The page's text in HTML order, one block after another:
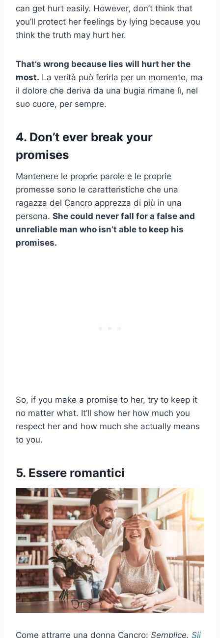
can get hurt easily. However, don’t think that
you’ll protect her feelings by lying because you
think the truth may hurt her.
That’s wrong because lies will hurt her the
most. La verità può ferirla per un momento, ma
il dolore che deriva da una bugia rimane lì, nel
suo cuore, per sempre.
4. Don’t ever break your
promises
Mantenere le proprie parole e le proprie
promesse sono le caratteristiche che una
ragazza del Cancro apprezza di più in una
persona. She could never fall for a false and
unreliable man who isn’t able to keep his
promises.
So, if you make a promise to her, try to keep it
no matter what. It’ll show her how much you
respect her and how much she actually means
to you.
5. Essere romantici
Come attrarre una donna Cancro: Semplice. Sii